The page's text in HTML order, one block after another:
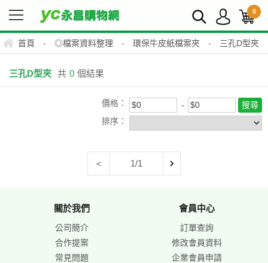
0
首頁 - ◎檔案資料整理 - 環保牛皮紙檔案夾 - 三孔D型夾
三孔D型夾 共 0 個結果
價格：
排序：
< 1/1
關於我們
公司簡介
合作提案
常見問題
會員中心
訂單查詢
修改會員資料
企業會員申請